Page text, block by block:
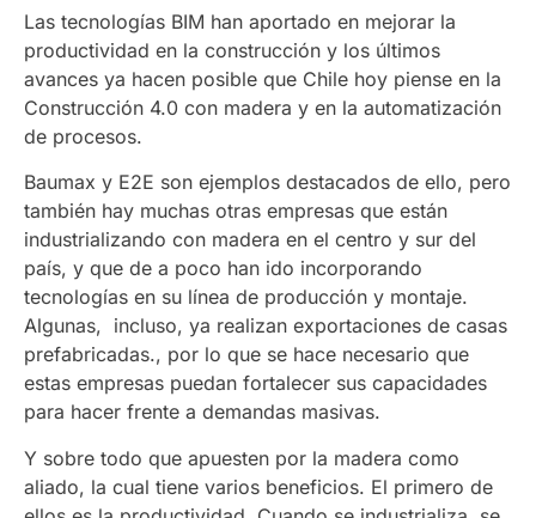
Las tecnologías BIM han aportado en mejorar la
productividad en la construcción y los últimos
avances ya hacen posible que Chile hoy piense en la
Construcción 4.0 con madera y en la automatización
de procesos.
Baumax y E2E son ejemplos destacados de ello, pero
también hay muchas otras empresas que están
industrializando con madera en el centro y sur del
país, y que de a poco han ido incorporando
tecnologías en su línea de producción y montaje.
Algunas, incluso, ya realizan exportaciones de casas
prefabricadas., por lo que se hace necesario que
estas empresas puedan fortalecer sus capacidades
para hacer frente a demandas masivas.
Y sobre todo que apuesten por la madera como
aliado, la cual tiene varios beneficios. El primero de